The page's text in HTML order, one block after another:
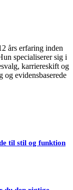
års erfaring inden
specialiserer sig i
karriereskift og
evidensbaserede
til stil og funktion